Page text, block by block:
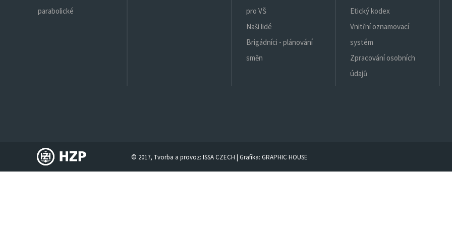
parabolické
pro VŠ
Naši lidé
Brigádníci - plánování
směn
Etický kodex
Vnitřní oznamovací
systém
Zpracování osobních
údajů
© 2017, Tvorba a provoz:ISSA CZECH | Grafika:GRAPHIC HOUSE